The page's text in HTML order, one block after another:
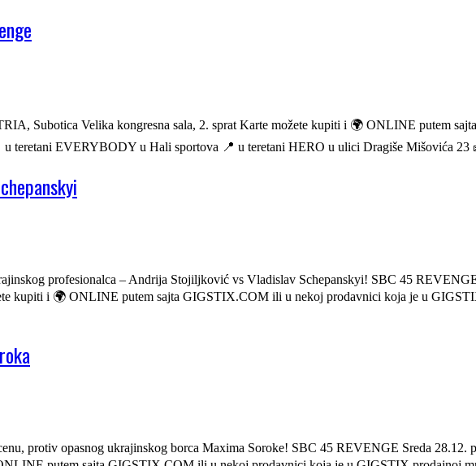
Subotica Velika kongresna sala, 2. sprat Karte možete kupiti i 🌍 ONLINE putem
EVERYBODY u Hali sportova 📍 u teretani HERO u ulici Dragiše Mišovića 23
profesionalca – Andrija Stojiljković vs Vladislav Schepanskyi! SBC 45
kupiti i 🌍 ONLINE putem sajta GIGSTIX.COM ili u nekoj prodavnici koja je u
protiv opasnog ukrajinskog borca Maxima Soroke! SBC 45 REVENGE Sreda